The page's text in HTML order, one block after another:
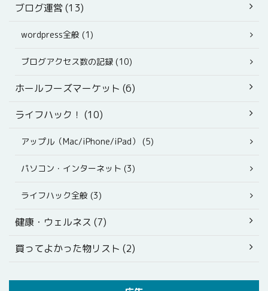
ブログ運営 (13)
wordpress全般 (1)
ブログアクセス数の記録 (10)
ホールフーズマーケット (6)
ライフハック！ (10)
アップル（Mac/iPhone/iPad） (5)
パソコン・インターネット (3)
ライフハック全般 (3)
健康・ウェルネス (7)
買ってよかった物リスト (2)